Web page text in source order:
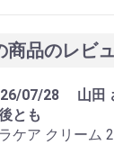
商品のレビ
07/28 山田
とも
ケア クリーム